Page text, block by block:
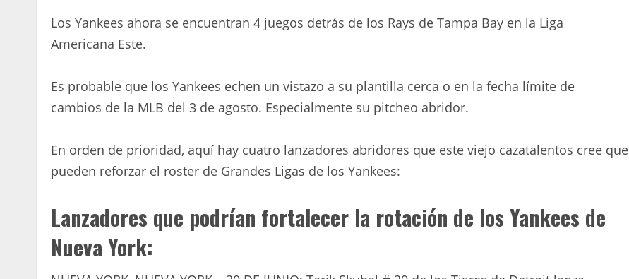
Los Yankees ahora se encuentran 4 juegos detrás de los Rays de Tampa Bay en la Liga
Americana Este.
Es probable que los Yankees echen un vistazo a su plantilla cerca o en la fecha límite de
cambios de la MLB del 3 de agosto. Especialmente su pitcheo abridor.
En orden de prioridad, aquí hay cuatro lanzadores abridores que este viejo cazatalentos cree que
pueden reforzar el roster de Grandes Ligas de los Yankees:
Lanzadores que podrían fortalecer la rotación de los Yankees de
Nueva York: